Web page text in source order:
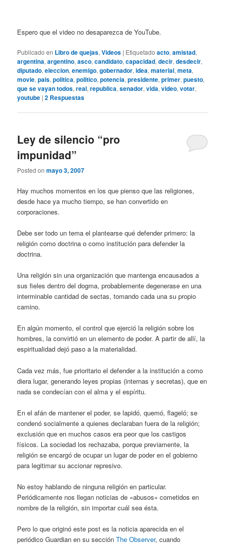
Espero que el video no desaparezca de YouTube.
Publicado en Libro de quejas,Videos | Etiquetado acto,amistad,
argentina,argentino,asco,candidato,capacidad,decir,desdecir,
diputado,eleccion,enemigo,gobernador,idea,material,meta,
movie,pais,politica,politico,potencia,presidente,primer,puesto,
que se vayan todos,real,republica,senador,vida,video,votar,
youtube |2 Respuestas
Ley de silencio “pro
impunidad”
Posted onmayo 3, 2007
Hay muchos momentos en los que pienso que las religiones,
desde hace ya mucho tiempo, se han convertido en
corporaciones.
Debe ser todo un tema el plantearse qué defender primero: la
religión como doctrina o como institución para defender la
doctrina.
Una religión sin una organización que mantenga encausados a
sus fieles dentro del dogma, probablemente degenerase en una
interminable cantidad de sectas, tomando cada una su propio
camino.
En algún momento, el control que ejerció la religión sobre los
hombres, la convirtió en un elemento de poder. A partir de allí, la
espiritualidad dejó paso a la materialidad.
Cada vez más, fue prioritario el defender a la institución a como
diera lugar, generando leyes propias (internas y secretas), que en
nada se condecían con el alma y el espíritu.
En el afán de mantener el poder, se lapidó, quemó, flageló; se
condenó socialmente a quienes declaraban fuera de la religión;
exclusión que en muchos casos era peor que los castigos
físicos. La sociedad los rechazaba, porque previamente, la
religión se encargó de ocupar un lugar de poder en el gobierno
para legitimar su accionar represivo.
No estoy hablando de ninguna religión en particular.
Periódicamente nos llegan noticias de «abusos» cometidos en
nombre de la religión, sin importar cuál sea ésta.
Pero lo que originó este post es la noticia aparecida en el
periódico Guardian en su secciónThe Observer, cuando